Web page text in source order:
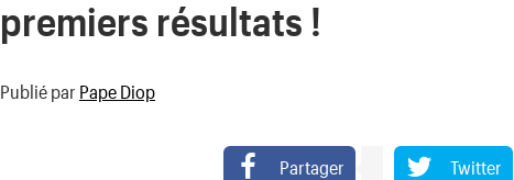
premiers résultats !
Publié par Pape Diop
Partager Twitter